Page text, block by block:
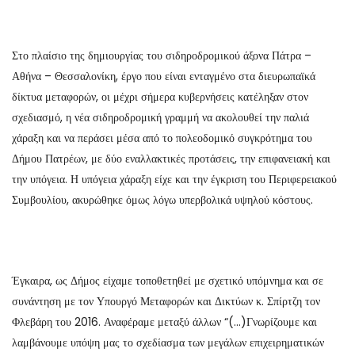
Στο πλαίσιο της δημιουργίας του σιδηροδρομικού άξονα Πάτρα –
Αθήνα – Θεσσαλονίκη, έργο που είναι ενταγμένο στα διευρωπαϊκά
δίκτυα μεταφορών, οι μέχρι σήμερα κυβερνήσεις κατέληξαν στον
σχεδιασμό, η νέα σιδηροδρομική γραμμή να ακολουθεί την παλιά
χάραξη και να περάσει μέσα από το πολεοδομικό συγκρότημα του
Δήμου Πατρέων, με δύο εναλλακτικές προτάσεις, την επιφανειακή και
την υπόγεια. Η υπόγεια χάραξη είχε και την έγκριση του Περιφερειακού
Συμβουλίου, ακυρώθηκε όμως λόγω υπερβολικά υψηλού κόστους.
Έγκαιρα, ως Δήμος είχαμε τοποθετηθεί με σχετικό υπόμνημα και σε
συνάντηση με τον Υπουργό Μεταφορών και Δικτύων κ. Σπίρτζη τον
Φλεβάρη του 2016. Αναφέραμε μεταξύ άλλων “(…)Γνωρίζουμε και
λαμβάνουμε υπόψη μας το σχεδίασμα των μεγάλων επιχειρηματικών